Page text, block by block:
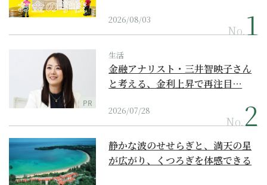
2026/08/03
No.
PR
生活
金融アナリスト・三井智映子さん
と考える、金利上昇で再注目…
2026/07/28
No.
静かな波のせせらぎと、満天の星
が広がり、くつろぎを体感できる